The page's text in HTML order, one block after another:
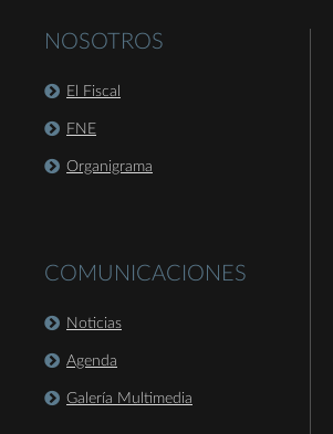
NOSOTROS
El Fiscal
FNE
Organigrama
COMUNICACIONES
Noticias
Agenda
Galería Multimedia